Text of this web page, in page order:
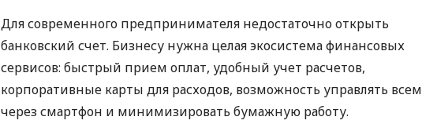
Для современного предпринимателя недостаточно открыть
банковский счет. Бизнесу нужна целая экосистема финансовых
сервисов: быстрый прием оплат, удобный учет расчетов,
корпоративные карты для расходов, возможность управлять всем
через смартфон и минимизировать бумажную работу.